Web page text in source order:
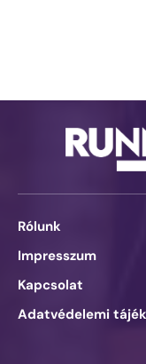
Rólunk
Impresszum
Kapcsolat
Adatvédelemi